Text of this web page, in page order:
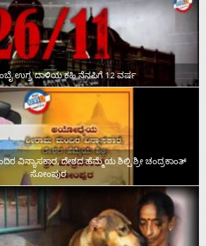
ಉಗ್ರ ದಾಳಿಯ ಕಹಿ ನೆನಪಿಗೆ 12 ವರ್ಷ
ವಿನ್ಯಾಸಕಾರ, ದೇಶದ ಹೆಮ್ಮೆಯ ಶಿಲ್ಪಿ ಶ್ರೀ ಚಂದ್ರಕಾಂತ್‌
ಸೋಂಪುರ